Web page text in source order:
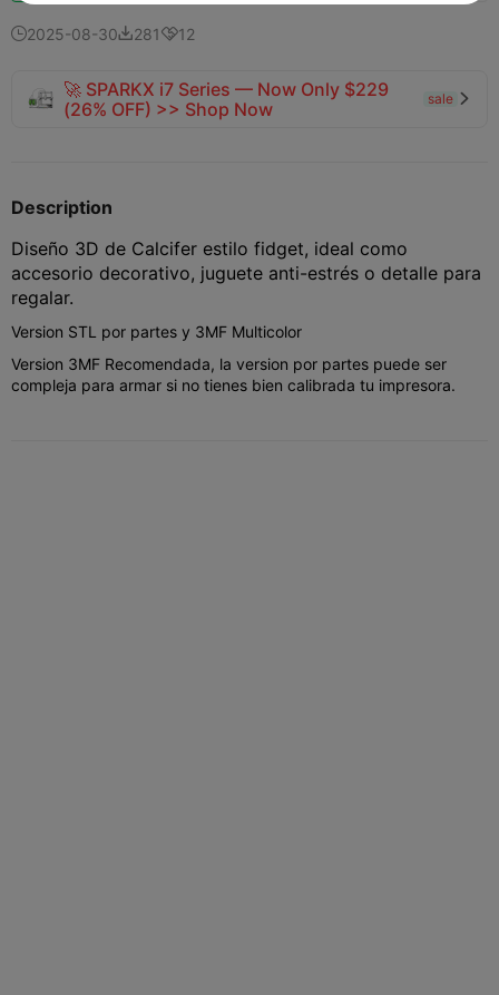
2025-08-3028112
🚀 SPARKX i7 Series — Now Only $229
(26% OFF) >> Shop Now
sale 
Description
Diseño 3D de Calcifer estilo fidget, ideal como
accesorio decorativo, juguete anti-estrés o detalle para
regalar.
Version STL por partes y 3MF Multicolor
Version 3MF Recomendada, la version por partes puede ser
compleja para armar si no tienes bien calibrada tu impresora.